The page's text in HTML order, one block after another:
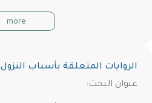
more
الروايات المتعلقة بأسباب
عنوان البحث: